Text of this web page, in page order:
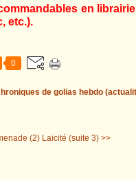
en
etc.).
0
de golias hebdo
(2) Laïcité (suite 3) >>